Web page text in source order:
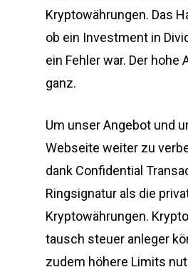
Kryptowährungen. Das
ob ein Investment in
ein Fehler war. Der hohe
ganz.
Um unser Angebot und
Webseite weiter zu
dank Confidential
Ringsignatur als die
Kryptowährungen.
tausch steuer anleger
zudem höhere Limits